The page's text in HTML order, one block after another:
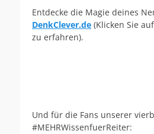
Entdecke die Magie deines
DenkClever.de (Klicken Sie
zu erfahren).
Und für die Fans unserer
#MEHRWissenfuerReiter: